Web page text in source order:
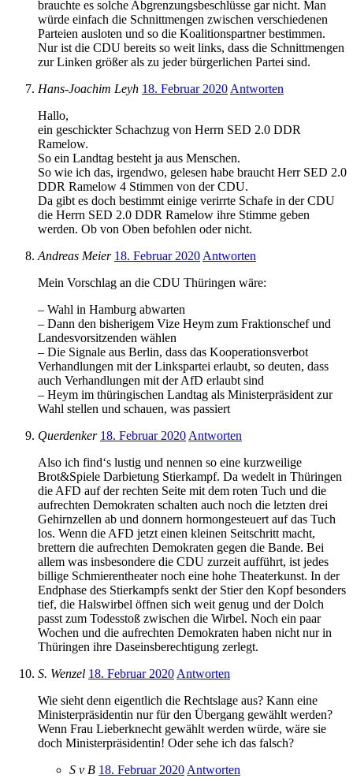
brauchte es solche Abgrenzungsbeschlüsse gar nicht. Man
würde einfach die Schnittmengen zwischen verschiedenen
Parteien ausloten und so die Koalitionspartner bestimmen.
Nur ist die CDU bereits so weit links, dass die Schnittmengen
zur Linken größer als zu jeder bürgerlichen Partei sind.
Hans-Joachim Leyh 18. Februar 2020 Antworten
Hallo,
ein geschickter Schachzug von Herrn SED 2.0 DDR
Ramelow.
So ein Landtag besteht ja aus Menschen.
So wie ich das, irgendwo, gelesen habe braucht Herr SED 2.0
DDR Ramelow 4 Stimmen von der CDU.
Da gibt es doch bestimmt einige verirrte Schafe in der CDU
die Herrn SED 2.0 DDR Ramelow ihre Stimme geben
werden. Ob von Oben befohlen oder nicht.
Andreas Meier 18. Februar 2020 Antworten
Mein Vorschlag an die CDU Thüringen wäre:
– Wahl in Hamburg abwarten
– Dann den bisherigem Vize Heym zum Fraktionschef und
Landesvorsitzenden wählen
– Die Signale aus Berlin, dass das Kooperationsverbot
Verhandlungen mit der Linkspartei erlaubt, so deuten, dass
auch Verhandlungen mit der AfD erlaubt sind
– Heym im thüringischen Landtag als Ministerpräsident zur
Wahl stellen und schauen, was passiert
Querdenker 18. Februar 2020 Antworten
Also ich find‘s lustig und nennen so eine kurzweilige
Brot&Spiele Darbietung Stierkampf. Da wedelt in Thüringen
die AFD auf der rechten Seite mit dem roten Tuch und die
aufrechten Demokraten schalten auch noch die letzten drei
Gehirnzellen ab und donnern hormongesteuert auf das Tuch
los. Wenn die AFD jetzt einen kleinen Seitschritt macht,
brettern die aufrechten Demokraten gegen die Bande. Bei
allem was insbesondere die CDU zurzeit aufführt, ist jedes
billige Schmierentheater noch eine hohe Theaterkunst. In der
Endphase des Stierkampfs senkt der Stier den Kopf besonders
tief, die Halswirbel öffnen sich weit genug und der Dolch
passt zum Todesstoß zwischen die Wirbel. Noch ein paar
Wochen und die aufrechten Demokraten haben nicht nur in
Thüringen ihre Daseinsberechtigung zerlegt.
S. Wenzel 18. Februar 2020 Antworten
Wie sieht denn eigentlich die Rechtslage aus? Kann eine
Ministerpräsidentin nur für den Übergang gewählt werden?
Wenn Frau Lieberknecht gewählt werden würde, wäre sie
doch Ministerpräsidentin! Oder sehe ich das falsch?
S v B 18. Februar 2020 Antworten